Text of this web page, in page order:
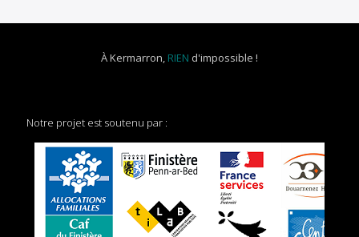
À Kermarron, RIEN d'impossible !
Notre projet est soutenu par :